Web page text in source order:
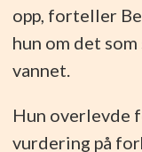
opp, forteller
hun om det
vannet.
Hun overlevde
vurdering på